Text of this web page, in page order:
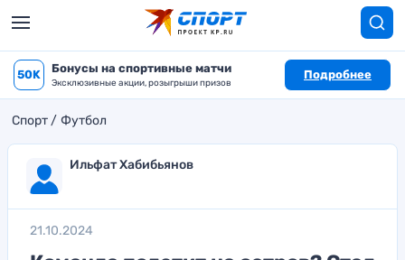
50K Бонусы на спортивные матчи
Эксклюзивные акции, розыгрыши призов
Подробнее
Спорт Футбол
Ильфат Хабибьянов
21.10.2024